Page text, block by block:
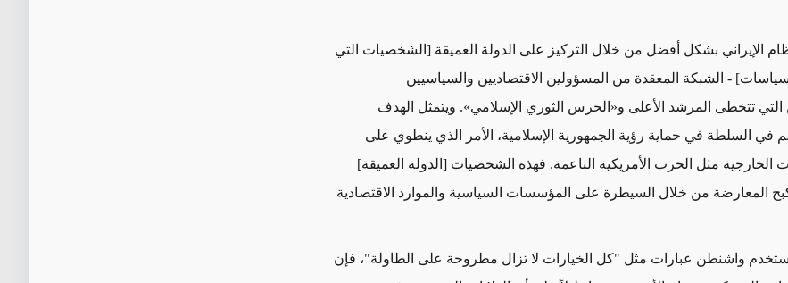
الإيراني بشكل أفضل من خلال التركيز على الدولة العميقة [ الشخصيات التي
- الشبكة المعقدة من المسؤولين الاقتصاديين والسياسيين
التي تتخطى المرشد الأعلى و« الحرس الثوري الإسلامي». ويتمثل الهدف
في السلطة في حماية رؤية الجمهورية الإسلامية، الأمر الذي ينطوي على
الخارجية مثل الحرب الأمريكية الناعمة. فهذه الشخصيات [ الدولة العميقة]
المعارضة من خلال السيطرة على المؤسسات السياسية والموارد الاقتصادية
واشنطن عبارات مثل "كل الخيارات لا تزال مطروحة على الطاولة"، فإن